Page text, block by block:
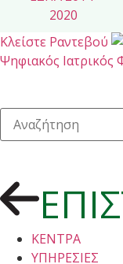
Κλείστε Ραντεβού
Ψηφιακός Ιατρικός
ΚΕΝΤΡΑ
ΥΠΗΡΕΣΙΕΣ